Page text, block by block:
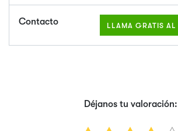
LLAMA GRATIS AL
Déjanos tu valoración: